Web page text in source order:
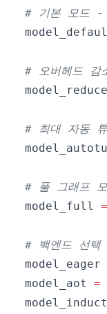
# 기본 모드 -
# 오버헤드 감
# 최대 자동
# 풀 그래프
model_full =
# 백엔드 선택
model_eager
model_aot =